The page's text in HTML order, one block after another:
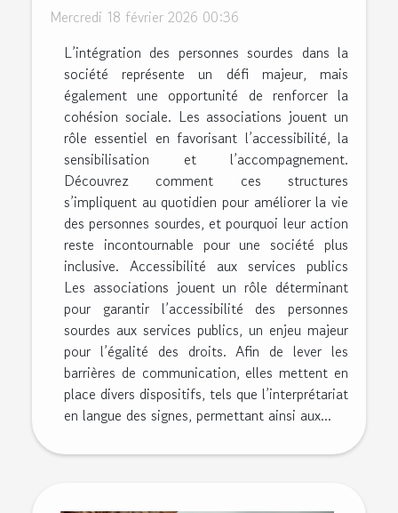
Mercredi 18 février 2026 00:36
L’intégration des personnes sourdes dans la
société représente un défi majeur, mais
également une opportunité de renforcer la
cohésion sociale. Les associations jouent un
rôle essentiel en favorisant l’accessibilité, la
sensibilisation et l’accompagnement.
Découvrez comment ces structures
s’impliquent au quotidien pour améliorer la vie
des personnes sourdes, et pourquoi leur action
reste incontournable pour une société plus
inclusive. Accessibilité aux services publics
Les associations jouent un rôle déterminant
pour garantir l’accessibilité des personnes
sourdes aux services publics, un enjeu majeur
pour l’égalité des droits. Afin de lever les
barrières de communication, elles mettent en
place divers dispositifs, tels que l’interprétariat
en langue des signes, permettant ainsi aux...